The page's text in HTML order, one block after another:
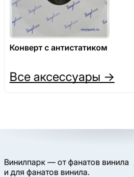
Конверт с антистатиком
Все аксессуары →
Винилпарк — от фанатов винила
и для фанатов винила.